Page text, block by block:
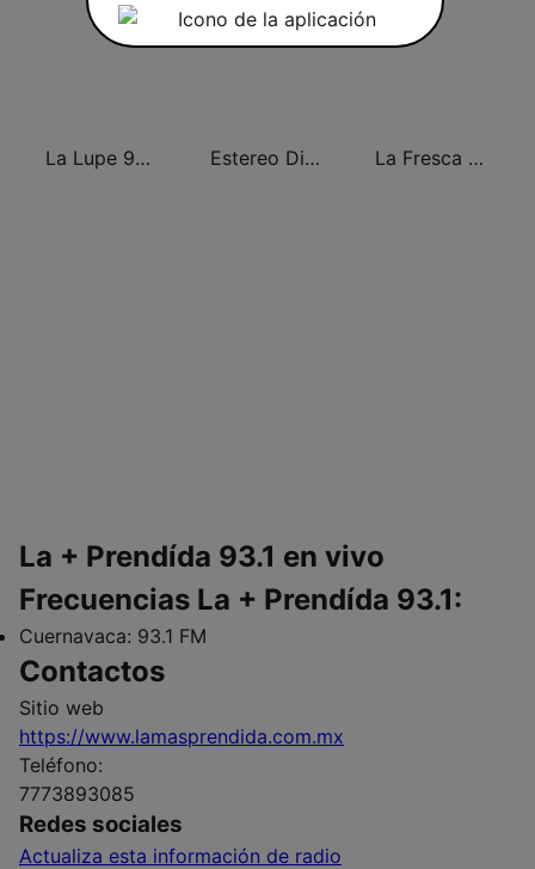
La Lupe 95.3 FM Estereo Digital Radio La Fresca FM
La + Prendída 93.1 en vivo
Frecuencias La + Prendída 93.1:
Cuernavaca: 93.1 FM
Contactos
Sitio web
https://www.lamasprendida.com.mx
Teléfono:
7773893085
Redes sociales
Actualiza esta información de radio